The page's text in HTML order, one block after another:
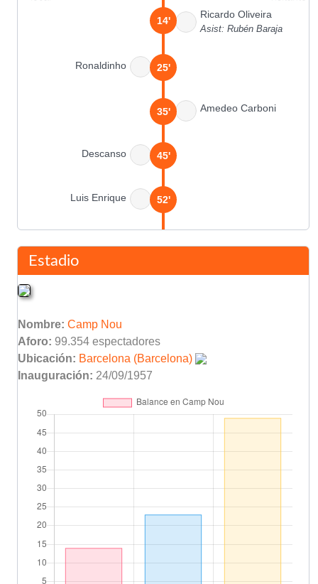
Ricardo Oliveira
Asist: Rubén Baraja
14'
Ronaldinho 25'
Amedeo Carboni
35'
Descanso 45'
Luis Enrique 52'
54'
Quaresma
Overmars
80'
Saviola
Márquez
82'
Estadio
Nombre: Camp Nou
Aforo: 99.354 espectadores
Ubicación: Barcelona (Barcelona)
Inauguración: 24/09/1957